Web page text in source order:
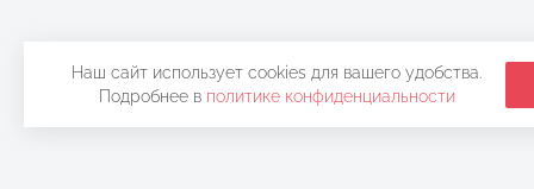
Наш сайт использует cookies для вашего удобства.
Подробнее в политике конфиденциальности